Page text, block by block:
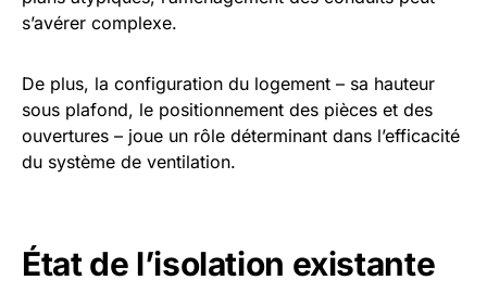
s’avérer complexe.
De plus, la configuration du logement – sa hauteur
sous plafond, le positionnement des pièces et des
ouvertures – joue un rôle déterminant dans l’efficacité
du système de ventilation.
État de l’isolation existante